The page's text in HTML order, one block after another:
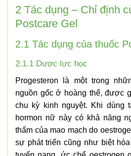
2 Tác dụng – Chỉ định
Postcare Gel
2.1 Tác dụng của thuốc
2.1.1 Dược lực học
Progesteron là một trong
nguồn gốc ở hoàng thể, được
chu kỳ kinh nguyệt. Khi dùng
hormon nữ này có khả năng
thấm của mao mạch do
sự phát triển cũng như biệt